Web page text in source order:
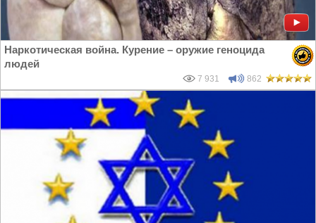
Наркотическая война. Курение – оружие геноцида
людей
7 931 862